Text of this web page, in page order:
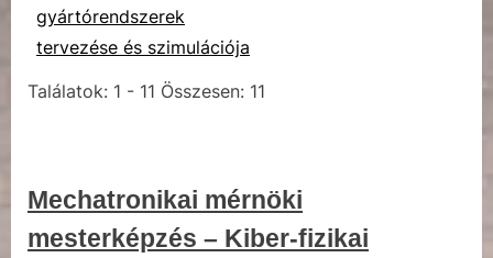
gyártórendszerek
tervezése és szimulációja
Találatok: 1 - 11 Összesen: 11
Mechatronikai mérnöki
mesterképzés – Kiber-fizikai